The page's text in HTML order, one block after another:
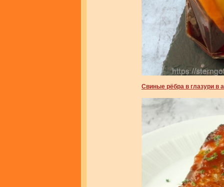
Свиные рёбра в глазури в